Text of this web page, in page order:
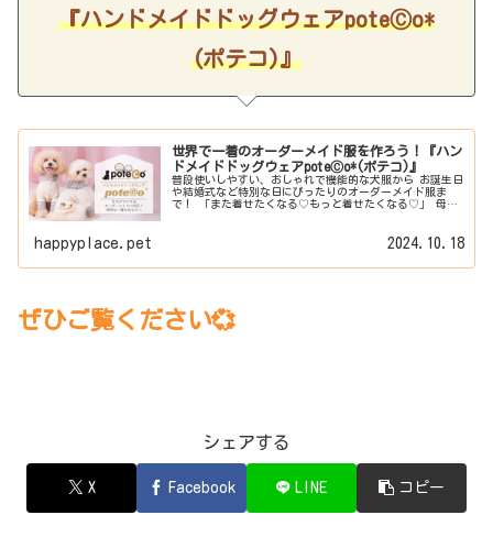
『ハンドメイドドッグウェアpoteⒸo*
(ポテコ)』
世界で一着のオーダーメイド服を作ろう！『ハン
ドメイドドッグウェアpoteⒸo*(ポテコ)』
普段使いしやすい、おしゃれで機能的な犬服から お誕生日
や結婚式など特別な日にぴったりのオーダーメイド服ま
で！ 「また着せたくなる♡もっと着せたくなる♡」 母娘
happyplace.pet 2024.10.18
ぜひご覧ください💞
シェアする
X Facebook LINE コピー